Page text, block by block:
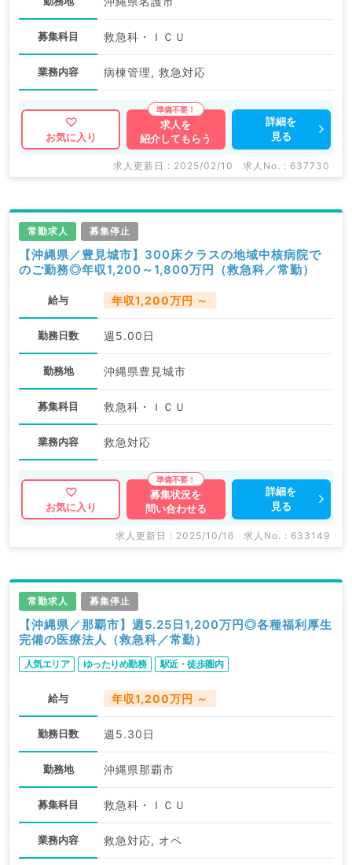
募集科目 救急科・ＩＣＵ
業務内容 病棟管理, 救急対応
お気に入り
求人を
紹介してもらう
詳細を
見る
求人更新日 : 2025/02/10 求人No. : 637730
常勤求人 募集停止
【沖縄県／豊見城市】300床クラスの地域中核病院で
のご勤務◎年収1,200～1,800万円（救急科／常勤）
給与 年収1,200万円 ～
勤務日数 週5.00日
勤務地 沖縄県豊見城市
募集科目 救急科・ＩＣＵ
業務内容 救急対応
お気に入り
募集状況を
問い合わせる
詳細を
見る
求人更新日 : 2025/10/16 求人No. : 633149
常勤求人 募集停止
【沖縄県／那覇市】週5.25日1,200万円◎各種福利厚生
完備の医療法人（救急科／常勤）
人気エリア ゆったりめ勤務 駅近・徒歩圏内
給与 年収1,200万円 ～
勤務日数 週5.30日
勤務地 沖縄県那覇市
募集科目 救急科・ＩＣＵ
業務内容 救急対応, オペ